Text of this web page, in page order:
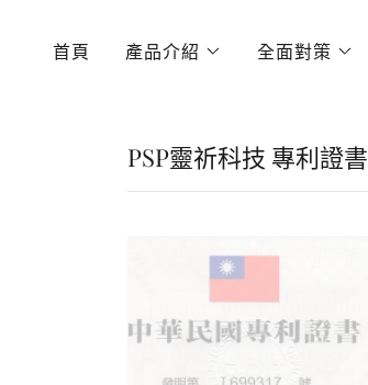
首頁 產品介紹 全面對策
PSP靈祈科技 專利證書